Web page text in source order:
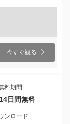
今すぐ観る
料期間
日間無料
ンロード